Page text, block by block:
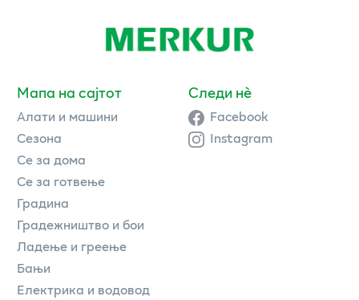
Мапа на сајтот
Алати и машини
Сезона
Се за дома
Се за готвење
Градина
Градежништво и бои
Ладење и греење
Бањи
Електрика и водовод
Следи нè
Facebook
Instagram